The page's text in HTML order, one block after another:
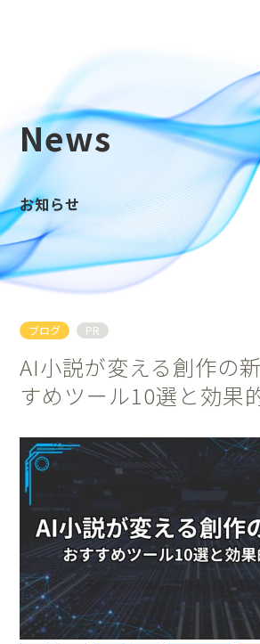
News
お知らせ
ブログ PR
AI小説が変える創作の
すめツール10選と効果